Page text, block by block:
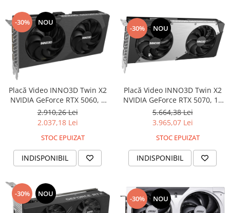
-30% NOU
Placă Video INNO3D Twin X2
NVIDIA GeForce RTX 5060, 8
GB GDDR7, PCIe 5.0, 128 bit,
Black
2.910,26 Lei
2.037,18 Lei
STOC EPUIZAT
INDISPONIBIL
-30% NOU
Placă Video INNO3D Twin X2
NVIDIA GeForce RTX 5070, 12
GB GDDR7, PCIe 5.0, 192 bit,
Black
5.664,38 Lei
3.965,07 Lei
STOC EPUIZAT
INDISPONIBIL
-30% NOU
-30% NOU